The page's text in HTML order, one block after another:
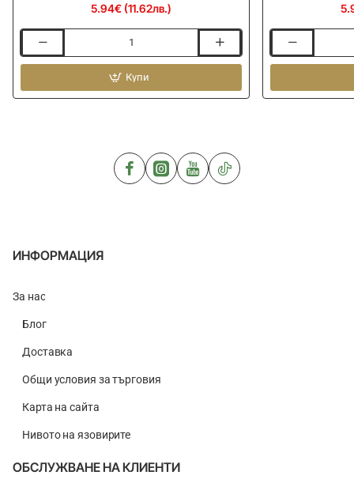
5.94€ (11.62лв.)
DYNAMITE
Sea
Купи
DYNAMITE
Sea
ИНФОРМАЦИЯ
За нас
Блог
Доставка
Общи условия за търговия
Карта на сайта
Нивото на язовирите
ОБСЛУЖВАНЕ НА КЛИЕНТИ